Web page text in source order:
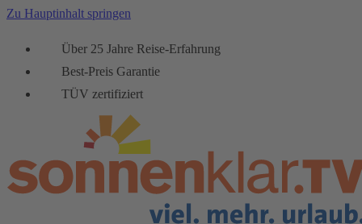
Zu Hauptinhalt springen
Über 25 Jahre Reise-Erfahrung
Best-Preis Garantie
TÜV zertifiziert